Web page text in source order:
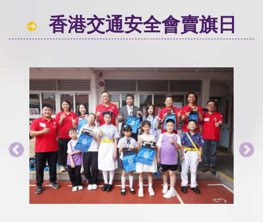
香港交通安全會賣旗日